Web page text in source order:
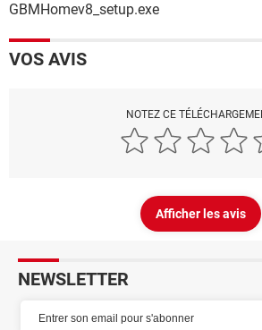
GBMHomev8_setup.exe
VOS AVIS
NOTEZ CE
Afficher les avis
NEWSLETTER